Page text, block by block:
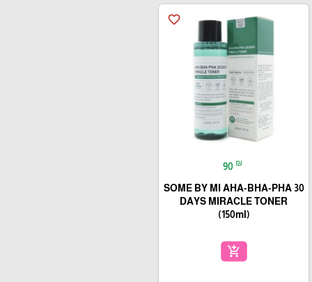
favorite_border
90 ₪
SOME BY MI AHA-BHA-PHA 30
DAYS MIRACLE TONER
(150ml)
add_shopping_cart